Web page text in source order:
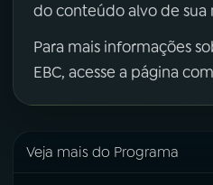
do conteúdo alvo de sua
Para mais informações
EBC, acesse a página
Veja mais do Programa